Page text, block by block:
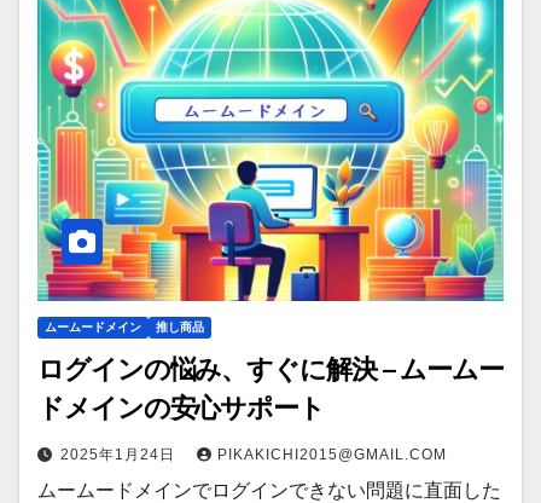
ムームードメイン 推し商品
ログインの悩み、すぐに解決 – ムームー
ドメインの安心サポート
2025年1月24日 PIKAKICHI2015@GMAIL.COM
ムームードメインでログインできない問題に直面した